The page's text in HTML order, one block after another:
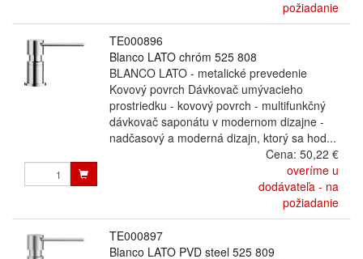
požiadanie
TE000896
Blanco LATO chróm 525 808
BLANCO LATO - metalické prevedenie
Kovový povrch Dávkovač umývacieho
prostriedku - kovový povrch - multifunkčný
dávkovač saponátu v modernom dizajne -
nadčasový a moderná dizajn, ktorý sa hod...
Cena: 50,22 €
overíme u
dodávateľa - na
požiadanie
TE000897
Blanco LATO PVD steel 525 809